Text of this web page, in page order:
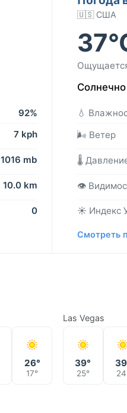
92%
7 kph
1016 mb
10.0 km
0
🇺🇸 США
Солнечно
💧
🌬️ Ветер
🌡️
👁️
☀️ Индекс
Смотреть
26°
17°
Las Vegas
39°
25°